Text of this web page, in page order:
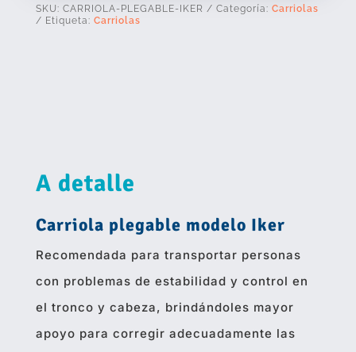
SKU: CARRIOLA-PLEGABLE-IKER Categoría: Carriolas
Etiqueta: Carriolas
A detalle
Carriola plegable modelo Iker
Recomendada para transportar personas
con problemas de estabilidad y control en
el tronco y cabeza, brindándoles mayor
apoyo para corregir adecuadamente las